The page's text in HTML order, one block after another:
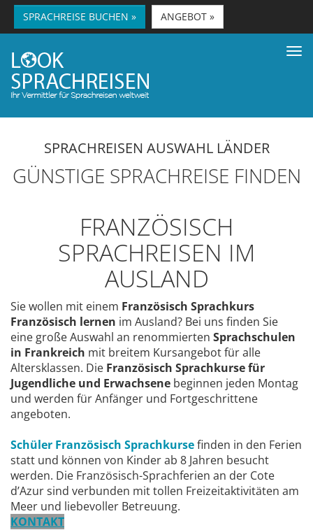
SPRACHREISE BUCHEN » ANGEBOT »
SPRACHREISEN AUSWAHL LÄNDER
GÜNSTIGE SPRACHREISE FINDEN
FRANZÖSISCH
SPRACHREISEN IM
AUSLAND
Sie wollen mit einem Französisch Sprachkurs
Französisch lernen im Ausland? Bei uns finden Sie
eine große Auswahl an renommierten Sprachschulen
in Frankreich mit breitem Kursangebot für alle
Altersklassen. Die Französisch Sprachkurse für
Jugendliche und Erwachsene beginnen jeden Montag
und werden für Anfänger und Fortgeschrittene
angeboten.
Schüler Französisch Sprachkursefinden in den Ferien
statt und können von Kinder ab 8 Jahren besucht
werden. Die Französisch-Sprachferien an der Cote
d’Azur sind verbunden mit tollen Freizeitaktivitäten am
Meer und liebevoller Betreuung.
KONTAKT